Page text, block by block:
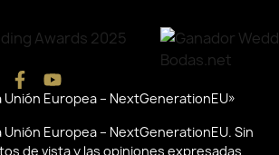
Unión Europea – NextGenerationEU»
Unión Europea – NextGenerationEU. Sin
de vista y las opiniones expresadas